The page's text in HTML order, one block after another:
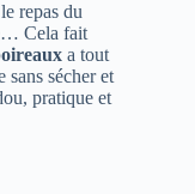
repas du
Cela fait
a tout
sécher et
pratique et